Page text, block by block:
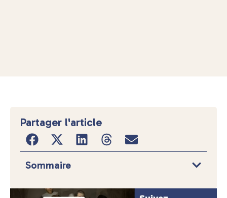
Partager l'article
Sommaire